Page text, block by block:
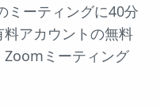
ミーティングに40分
アカウントの無料
Zoomミーティング